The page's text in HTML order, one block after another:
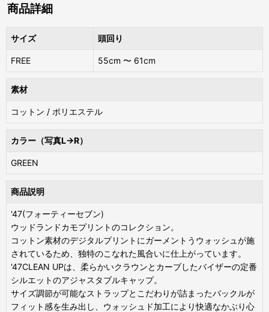
商品詳細
サイズ 頭回り
FREE 55cm 〜 61cm
素材
コットン / ポリエステル
カラー（写真L→R）
GREEN
商品説明
'47(フォーティーセブン)
ウッドランドカモプリントのコレクション。
コットン素材のデジタルプリントにガーメントうウォッシュが施
されているため、独特のこなれた風合いに仕上がっています。
'47CLEAN UPは、柔らかいクラウンとカーブしたバイザーの定番
シルエットのアジャスタブルキャップ。
サイズ調節が可能なストラップとこだわりが詰まったバックルが
フィット感を生み出し、ウォッシュド加工により快適なかぶり心